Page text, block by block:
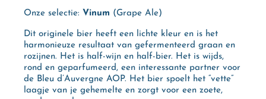
Onze selectie: Vinum (Grape Ale)
Dit originele bier heeft een lichte kleur en is het
harmonieuze resultaat van gefermenteerd graan en
rozijnen. Het is half-wijn en half-bier. Het is wijds,
rond en geparfumeerd, een interessante partner voor
de Bleu d’Auvergne AOP. Het bier spoelt het “vette”
laagje van je gehemelte en zorgt voor een zoete,